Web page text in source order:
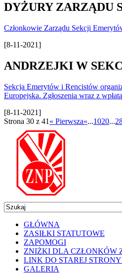
DYŻURY ZARZĄDU
Członkowie Zarządu Sekcji
[8-11-2021]
ANDRZEJKI W
Sekcja Emerytów i Rencistów
Europejska. Zgłoszenia wraz z
[8-11-2021]
Strona 30 z 41 « Pierwsza«...1020...
GŁÓWNA
ZASIŁKI STATUTOWE
ZAPOMOGI
ZNIŻKI DLA CZŁONKÓW
LINK DO STAREJ
GALERIA